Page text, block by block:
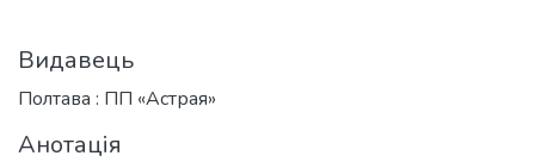
Видавець
Полтава : ПП «Астрая»
Анотація